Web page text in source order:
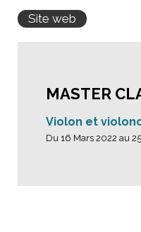
Site web
MASTER
Violon et
Du 16 Mars 2022 au